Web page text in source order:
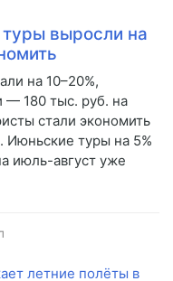
выросли на
на 10–20%,
— 180 тыс. руб. на
стали экономить
Июньские туры на 5%
июль-август уже